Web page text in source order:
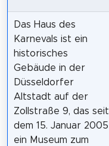
Das Haus des
Karnevals ist ein
historisches
Gebäude in der
Düsseldorfer
Altstadt auf der
Zollstraße 9, das seit
dem 15. Januar 2005
ein Museum zum